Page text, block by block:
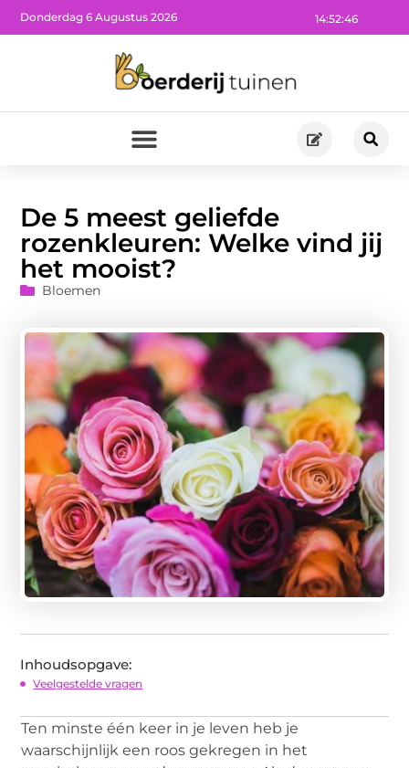
14:52:47
Donderdag 6 Augustus 2026
De 5 meest geliefde
rozenkleuren: Welke vind jij
het mooist?
Bloemen
Inhoudsopgave:
Veelgestelde vragen
Ten minste één keer in je leven heb je
waarschijnlijk een roos gekregen in het